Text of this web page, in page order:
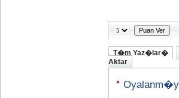
T�m Yaz�lar�
Aktar